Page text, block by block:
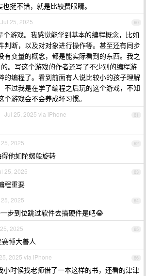
挺不错，就是比较费眼睛。
60
Jul 25, 2025
个游戏。我感觉能学到基本的编程概念，比如
判断，以及对对象进行操作等。甚至还有同步
有变量的概念，都是能实际看到的东西。我之
。写这个游戏的作者还写了不少别的编程游
的编程了。看到前面有人说比较小的孩子理解
不过我是在学了编程之后玩的这个游戏，不知
游戏会不会养成坏习惯。
61
Jul 25, 2025 via iPhone
62
2025
他如陀螺般旋转
63
25, 2025
程重要
64
2025
步到位跳过软件去搞硬件是吧😂
65
2025
博大善人
66
2025 via iPhone
小时候找老师借了一本这样的书，还看的津津